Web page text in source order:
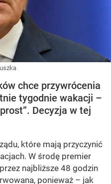
chce przywrócenia
tygodnie wakacji –
Decyzja w tej
które mają przyczynić
W środę premier
najbliższe 48 godzin
ponieważ – jak